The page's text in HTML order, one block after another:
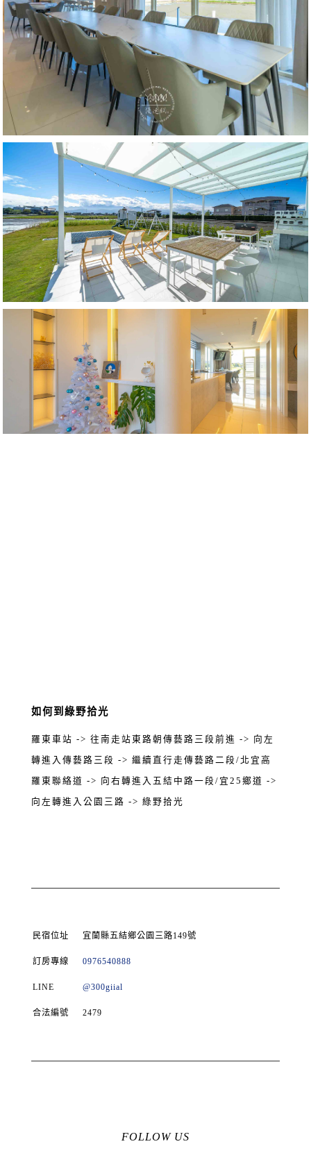
如何到綠野拾光
羅東車站 -> 往南走站東路朝傳藝路三段前進 -> 向左
轉進入傳藝路三段 -> 繼續直行走傳藝路二段/北宜高
羅東聯絡道 -> 向右轉進入五結中路一段/宜25鄉道 ->
向左轉進入公園三路 -> 綠野拾光
民宿位址 宜蘭縣五結鄉公園三路149號
訂房專線 0976540888
LINE @300giial
合法編號 2479
FOLLOW US